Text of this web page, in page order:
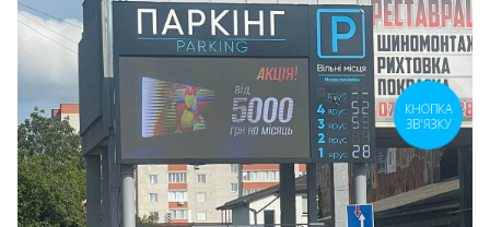
КНОПКА
ЗВ'ЯЗКУ